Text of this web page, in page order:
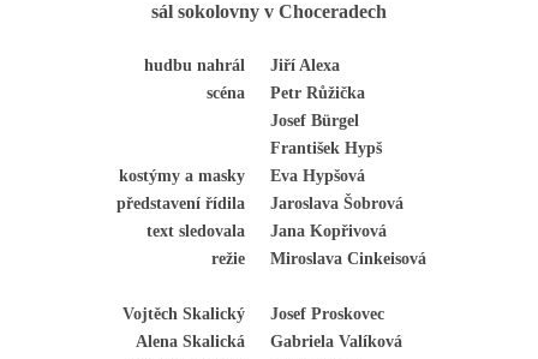
723 967 851
© 2026 eStránky.cz |RSS
sál sokolovny v Choceradech
hudbu nahrál Jiří Alexa
scéna Petr Růžička
Josef Bürgel
František Hypš
kostýmy a masky Eva Hypšová
představení řídila Jaroslava Šobrová
text sledovala Jana Kopřivová
režie Miroslava Cinkeisová
Vojtěch Skalický Josef Proskovec
Alena Skalická Gabriela Valíková